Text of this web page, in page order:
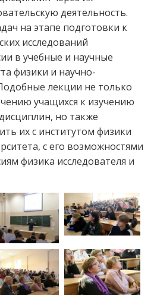
деятельность.
на этапе подготовки к
исследований
в учебные и научные
физики и научно-
лекции не только
учащихся к изучению
но также
их с институтом физики
с его возможностями
физика исследователя и